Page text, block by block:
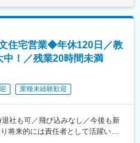
レを毎日自主的に行っており、互
得ができる仕組みとなっておりま
後輩へのフォローなども評価対象
タッフの育成・助言・指導から、
施策の立案・実行をお任せしま
取ることで定時にはスムーズに帰
った注文住宅をお手ごろな価格で
月3,500円）・資格手当・役職手当
額であり、選考を通じて上下する
は固定手当を含めた表記です。
住宅営業◆年休120日／教
！／残業20時間未満
業種未経験歓迎
社も可／飛び込みなし／今後も新
将来的には責任者として活躍いた